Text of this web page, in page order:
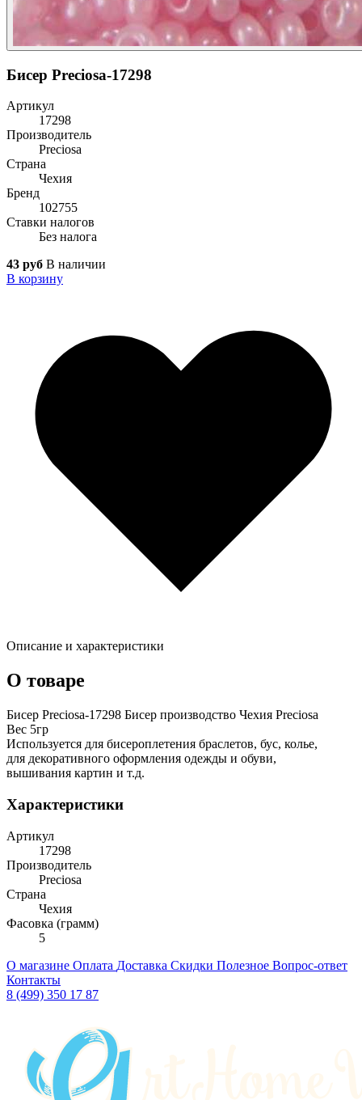
Бисер Preciosa-17298
Артикул
17298
Производитель
Preciosa
Страна
Чехия
Бренд
102755
Ставки налогов
Без налога
43 руб В наличии
В корзину
Описание и характеристики
О товаре
Бисер Preciosa-17298 Бисер производство Чехия Preciosa
Вес 5гр
Используется для бисероплетения браслетов, бус, колье,
для декоративного оформления одежды и обуви,
вышивания картин и т.д.
Характеристики
Артикул
17298
Производитель
Preciosa
Страна
Чехия
Фасовка (грамм)
5
О магазине Оплата Доставка Скидки Полезное Вопрос-ответ
Контакты
8 (499) 350 17 87